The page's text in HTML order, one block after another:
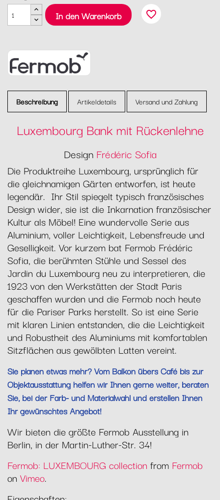
In den Warenkorb
favorite_border
Beschreibung Artikeldetails Versand und Zahlung
Luxembourg Bank mit Rückenlehne
Design Frédéric Sofia
Die Produktreihe Luxembourg, ursprünglich für
die gleichnamigen Gärten entworfen, ist heute
legendär. Ihr Stil spiegelt typisch französisches
Design wider, sie ist die Inkarnation französischer
Kultur als Möbel! Eine wundervolle Serie aus
Aluminium, voller Leichtigkeit, Lebensfreude und
Geselligkeit. Vor kurzem bat Fermob Frédéric
Sofia, die berühmten Stühle und Sessel des
Jardin du Luxembourg neu zu interpretieren, die
1923 von den Werkstätten der Stadt Paris
geschaffen wurden und die Fermob noch heute
für die Pariser Parks herstellt. So ist eine Serie
mit klaren Linien entstanden, die die Leichtigkeit
und Robustheit des Aluminiums mit komfortablen
Sitzflächen aus gewölbten Latten vereint.
Sie planen etwas mehr? Vom Balkon übers Café bis zur
Objektausstattung helfen wir Ihnen gerne weiter, beraten
Sie, bei der Farb- und Materialwahl und erstellen Ihnen
Ihr gewünschtes Angebot!
Wir bieten die größte Fermob Ausstellung in
Berlin, in der Martin-Luther-Str. 34!
Fermob: LUXEMBOURG collection from Fermob
on Vimeo.